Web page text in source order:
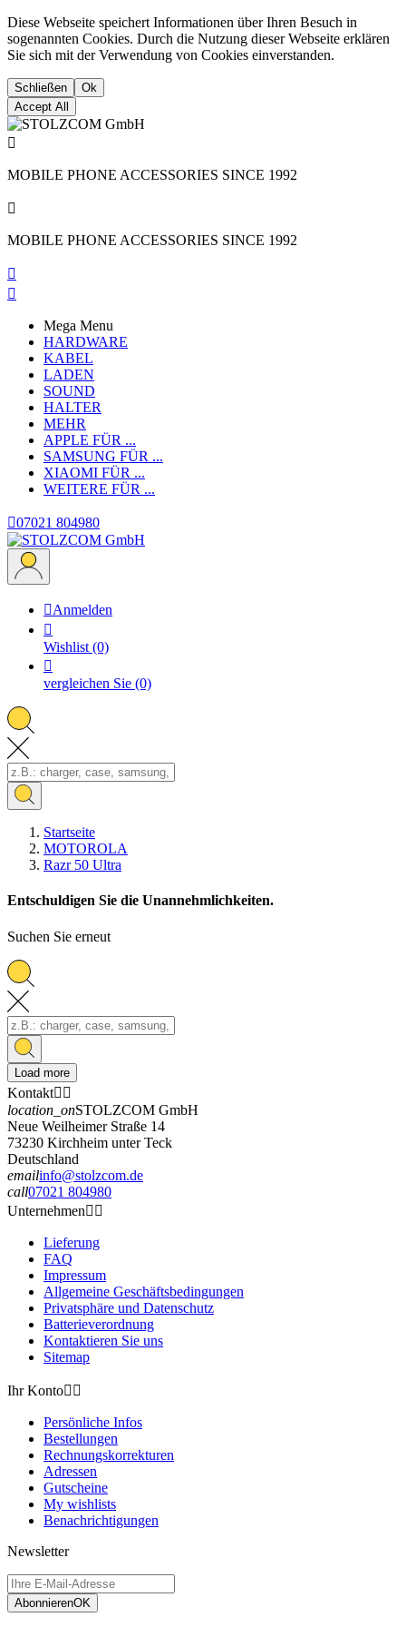
Diese Webseite speichert Informationen über Ihren Besuch in
sogenannten Cookies. Durch die Nutzung dieser Webseite erklären
Sie sich mit der Verwendung von Cookies einverstanden.
Schließen
Ok
Accept All

MOBILE PHONE ACCESSORIES SINCE 1992

MOBILE PHONE ACCESSORIES SINCE 1992


Mega Menu
HARDWARE
KABEL
LADEN
SOUND
HALTER
MEHR
APPLE FÜR ...
SAMSUNG FÜR ...
XIAOMI FÜR ...
WEITERE FÜR ...
07021 804980
Anmelden

Wishlist (0)

vergleichen Sie (0)
Startseite
MOTOROLA
Razr 50 Ultra
Entschuldigen Sie die Unannehmlichkeiten.
Suchen Sie erneut
Load more
Kontakt 
location_onSTOLZCOM GmbH
Neue Weilheimer Straße 14
73230 Kirchheim unter Teck
Deutschland
emailinfo@stolzcom.de
call07021 804980
Unternehmen 
Lieferung
FAQ
Impressum
Allgemeine Geschäftsbedingungen
Privatsphäre und Datenschutz
Batterieverordnung
Kontaktieren Sie uns
Sitemap
Ihr Konto 
Persönliche Infos
Bestellungen
Rechnungskorrekturen
Adressen
Gutscheine
My wishlists
Benachrichtigungen
Newsletter
AbonnierenOK